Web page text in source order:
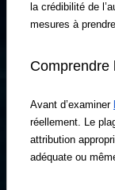
la crédibilité de
mesures à
Comprendre
Avant d’examiner
réellement. Le
attribution
adéquate ou